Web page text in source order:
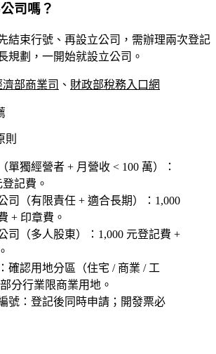
司嗎？
結束行號、再設立公司，需辦理兩次登記
規劃，一開始就設立公司。
濟部商業司 、 財政部稅務入口網
則
（單獨經營者 + 月營收 < 100 萬）：
登記費。
司
（有限責任 + 適合長期）：1,000
+ 印章費。
司
（多人股東）：1,000 元登記費 +
：確認用地分區（住宅 / 商業 / 工
分行業限商業用地。
號 ：登記後同時申請；開發票必